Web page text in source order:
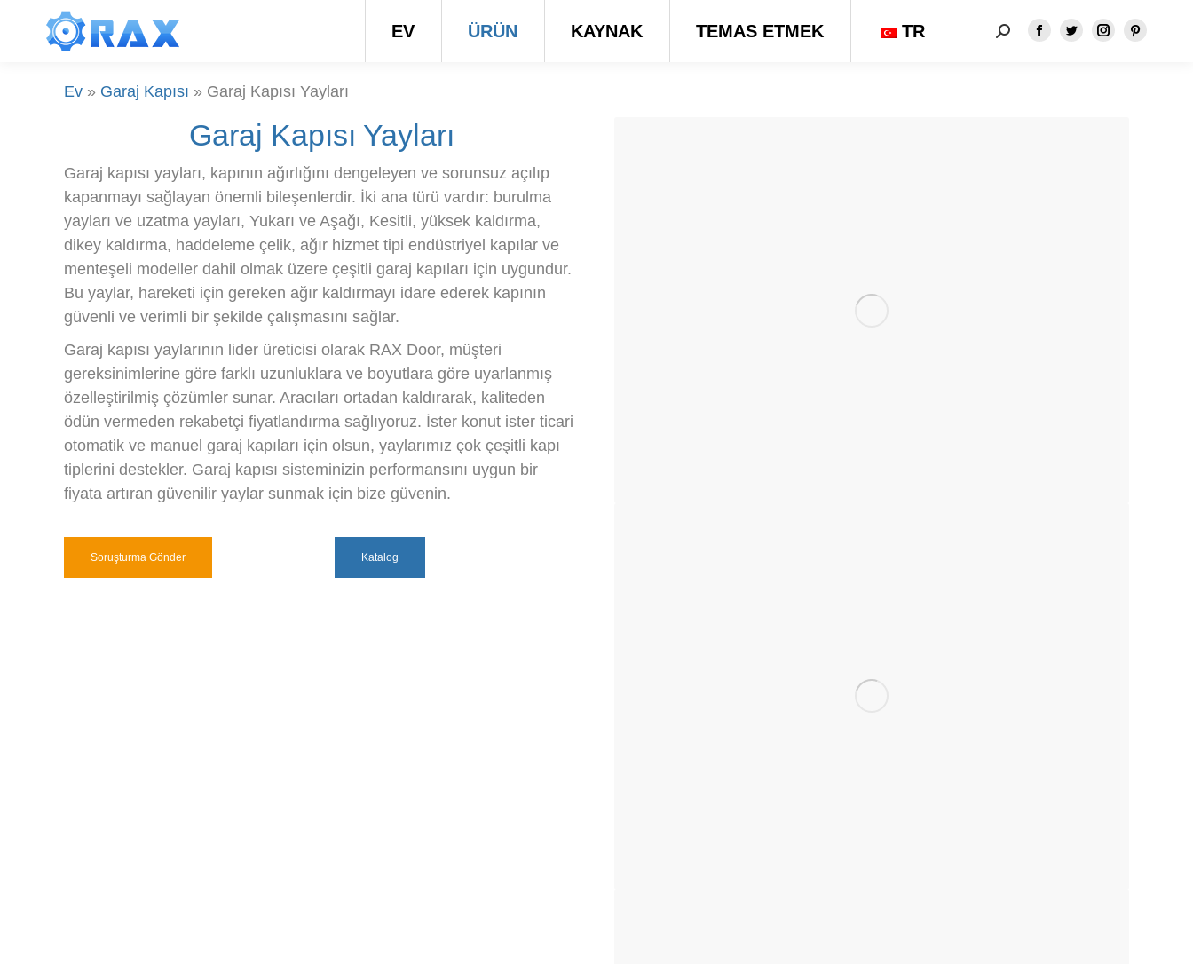
EV ÜRÜN KAYNAK TEMAS ETMEK TR Aramak:Facebook
TwitterInstagram
Ev » Garaj Kapısı » Garaj Kapısı Yayları
Garaj Kapısı Yayları
Garaj kapısı yayları, kapının ağırlığını dengeleyen ve sorunsuz açılıp
kapanmayı sağlayan önemli bileşenlerdir. İki ana türü vardır: burulma
yayları ve uzatma yayları, Yukarı ve Aşağı, Kesitli, yüksek kaldırma,
dikey kaldırma, haddeleme çelik, ağır hizmet tipi endüstriyel kapılar ve
menteşeli modeller dahil olmak üzere çeşitli garaj kapıları için uygundur.
Bu yaylar, hareketi için gereken ağır kaldırmayı idare ederek kapının
güvenli ve verimli bir şekilde çalışmasını sağlar.
Garaj kapısı yaylarının lider üreticisi olarak RAX Door, müşteri
gereksinimlerine göre farklı uzunluklara ve boyutlara göre uyarlanmış
özelleştirilmiş çözümler sunar. Aracıları ortadan kaldırarak, kaliteden
ödün vermeden rekabetçi fiyatlandırma sağlıyoruz. İster konut ister ticari
otomatik ve manuel garaj kapıları için olsun, yaylarımız çok çeşitli kapı
tiplerini destekler. Garaj kapısı sisteminizin performansını uygun bir
fiyata artıran güvenilir yaylar sunmak için bize güvenin.
Soruşturma Gönder Katalog